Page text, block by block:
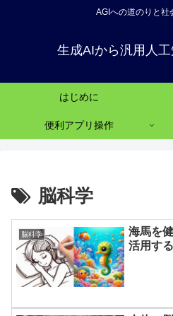
AGIへの道のりと社
生成AIから汎用人
はじめに
便利アプリ操作
脳科学
脳科学
海馬を
活用す